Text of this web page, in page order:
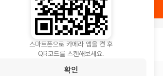
상품 보러가기
스마트폰으로 카메라 앱을 켠 후
QR코드를 스캔해보세요.
확인